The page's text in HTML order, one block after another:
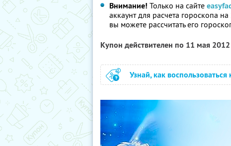
Внимание! Только на сайте
аккаунт для расчета гороскопа
вы можете рассчитать его
Купон действителен по 11 мая
Узнай, как